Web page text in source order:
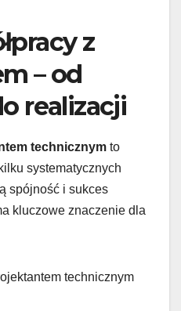
z
– od
realizacji
technicznym to
systematycznych
spójność i sukces
kluczowe znaczenie dla